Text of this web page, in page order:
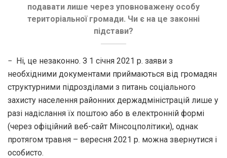
подавати лише через уповноважену особу
територіальної громади. Чи є на це законні
підстави?
− Ні, це незаконно. З 1 січня 2021 р. заяви з
необхідними документами приймаються від громадян
структурними підрозділами з питань соціального
захисту населення районних держадміністрацій лише у
разі надіслання їх поштою або в електронній формі
(через офіційний веб-сайт Мінсоцполітики), однак
протягом травня – вересня 2021 р. можна звернутися і
особисто.